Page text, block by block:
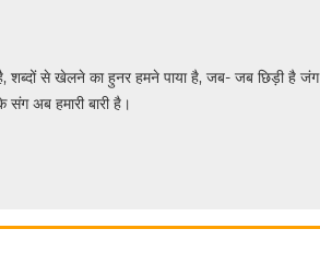
शब्दों से खेलने का हुनर हमने पाया है, जब- जब छिड़ी है जंग
अब हमारी बारी है।